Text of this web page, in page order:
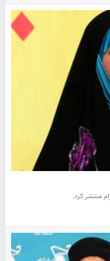
منتشر کرد.